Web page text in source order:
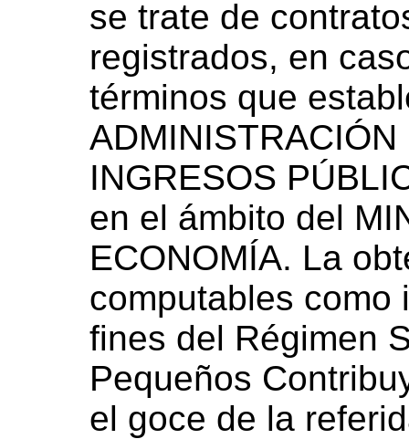
se trate de
registrados, en
términos que
INGRESOS
en el ámbito del
ECONOMÍA. La
computables como
fines del Régimen
Pequeños
el goce de la